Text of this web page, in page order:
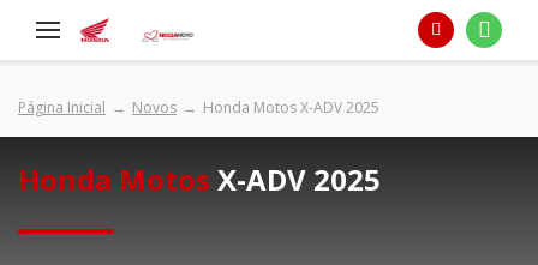
Página Inicial Novos Honda Motos X-ADV 2025
Honda Motos X-ADV 2025